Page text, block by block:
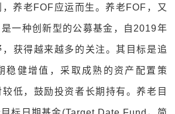
养老FOF应运而生。养老FOF，又
一种创新型的公募基金，自2019年
获得越来越多的关注。其目标是追
稳健增值，采取成熟的资产配置策
低，鼓励投资者长期持有。养老目